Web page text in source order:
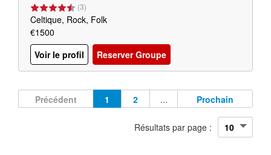
(3)
Celtique, Rock, Folk
€1500
Voir le profil
Reserver Groupe
Précédent 1 2 ... Prochain
Résultats par page :